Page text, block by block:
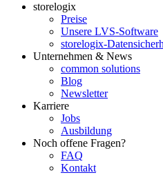
storelogix
Preise
Unsere LVS-Software
storelogix-
Unternehmen & News
common solutions
Blog
Newsletter
Karriere
Jobs
Ausbildung
Noch offene Fragen?
FAQ
Kontakt